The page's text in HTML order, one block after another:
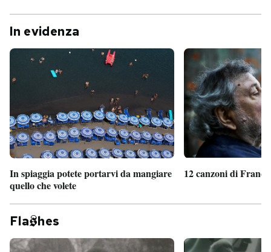
In evidenza
In spiaggia potete portarvi da mangiare
quello che volete
12 canzoni di
Fla hes